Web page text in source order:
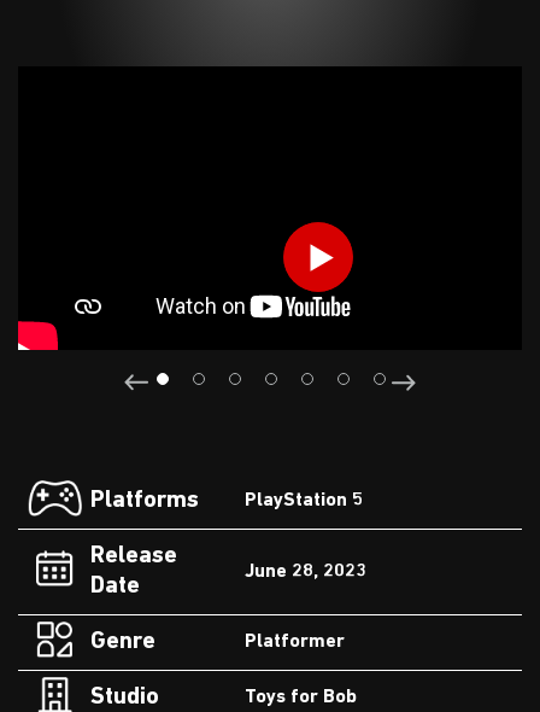
Platforms PlayStation 5
Release
Date
June 28, 2023
Genre Platformer
Studio Toys for Bob